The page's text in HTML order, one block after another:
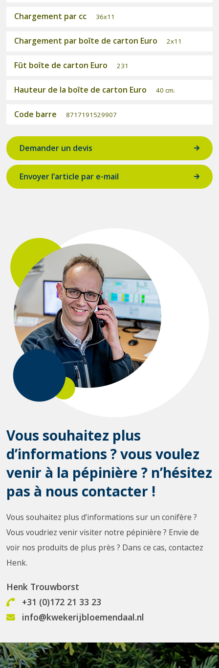
Chargement par cc 36x11
Chargement par boîte de carton Euro 2x11
Fût boîte de carton Euro 231
Hauteur de la boîte de carton Euro 40 cm.
Code barre 8717191529907
Demander un devis
Envoyer l’article par e-mail
Vous souhaitez plus
d’informations ? vous voulez
venir à la pépinière ? n’hésitez
pas à nous contacter !
Vous souhaitez plus d’informations sur un conifère ?
Vous voudriez venir visiter notre pépinière ? Envie de
voir nos produits de plus près ? Dans ce cas, contactez
Henk.
Henk Trouwborst
+31 (0)172 21 33 23
info@kwekerijbloemendaal.nl